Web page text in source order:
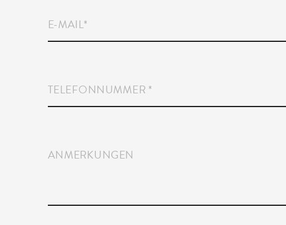
E-MAIL*
TELEFONNUMMER *
ANMERKUNGEN